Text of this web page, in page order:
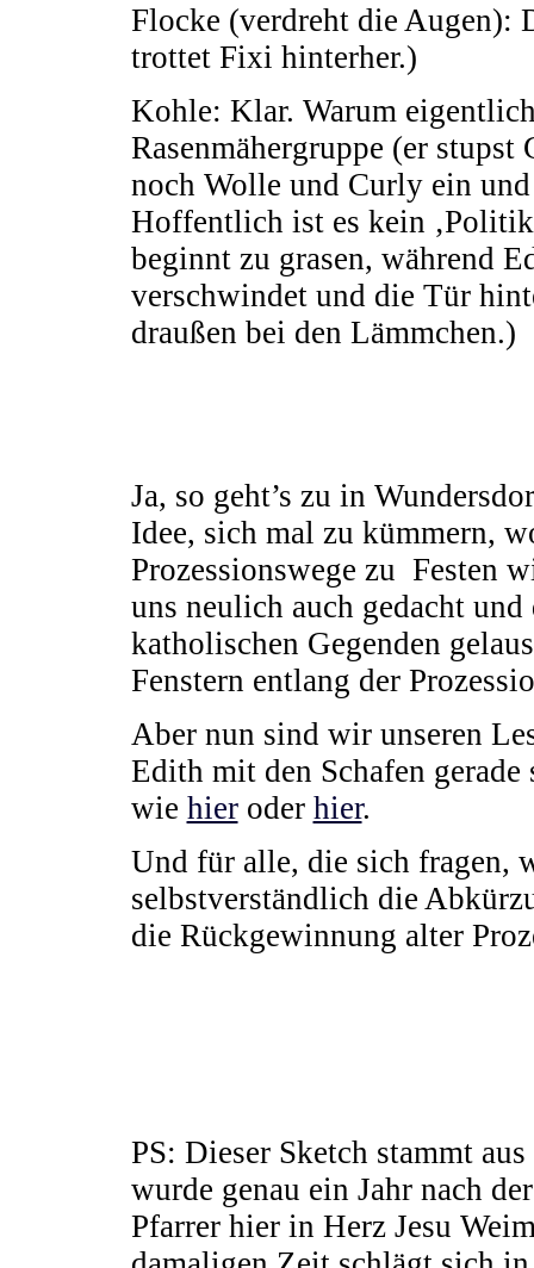
Flocke (verdreht die Augen):
trottet Fixi hinterher.)
Kohle: Klar. Warum
Rasenmähergruppe (er
noch Wolle und Curly ein
Hoffentlich ist es kein
beginnt zu grasen, während
verschwindet und die Tür
draußen bei den Lämmchen.)
Ja, so geht’s zu in
Idee, sich mal zu kümmern,
Prozessionswege zu Festen
uns neulich auch gedacht
katholischen Gegenden
Fenstern entlang der
Aber nun sind wir unseren
Edith mit den Schafen gerade
wie hieroder hier.
Und für alle, die sich fragen,
selbstverständlich die
die Rückgewinnung alter
PS: Dieser Sketch stammt
wurde genau ein Jahr nach
Pfarrer hier in Herz Jesu